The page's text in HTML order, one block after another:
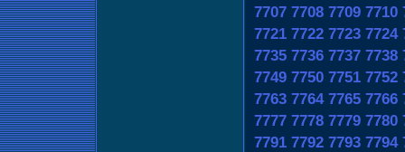
7707 7708 7709 7710
7721 7722 7723 7724
7735 7736 7737 7738
7749 7750 7751 7752
7763 7764 7765 7766
7777 7778 7779 7780
7791 7792 7793 7794